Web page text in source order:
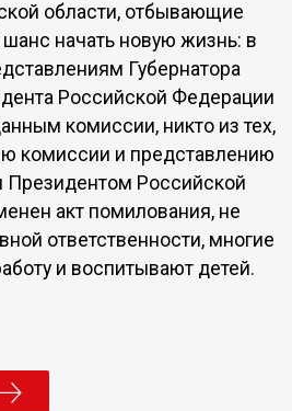
области, отбывающие
шанс начать новую жизнь: в
Губернатора
Российской Федерации
комиссии, никто из тех,
комиссии и представлению
Президентом Российской
акт помилования, не
ответственности, многие
и воспитывают детей.